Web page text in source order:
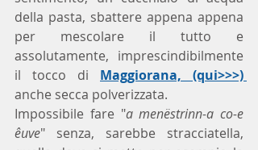
della pasta, sbattere appena appena
per mescolare il tutto e
assolutamente, imprescindibilmente
il tocco di
anche secca polverizzata.
Impossibile fare "a menëstrinn-a co-e
êuve" senza, sarebbe stracciatella,